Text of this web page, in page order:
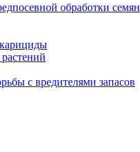
обработки семян
с вредителями запасов